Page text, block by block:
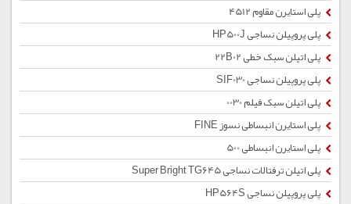
پلی استایرن مقاوم 4512
پلی پروپیلن نساجی HP500J
پلی اتیلن سبک خطی 22B02
پلی پروپیلن نساجی SIF030
پلی اتیلن سبک فیلم 0030
پلی استایرن انبساطی نسوز FINE
پلی استایرن انبساطی 500
پلی اتیلن ترفتالات نساجی Super Bright TG645
پلی پروپیلن نساجی HP564S